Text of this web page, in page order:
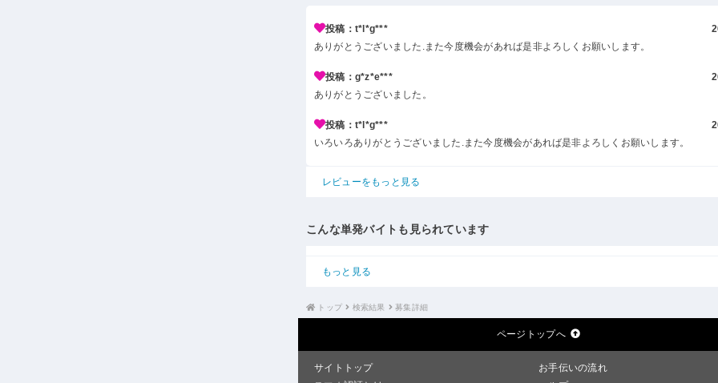
投稿：t*l*g***
ありがとうございました.また今度機会があれば是非よろしくお願いします。
投稿：g*z*e***
ありがとうございました。
投稿：t*l*g***
いろいろありがとうございました.また今度機会があれば是非よろしくお願いします。
レビューをもっと見る
こんな単発バイトも見られています
もっと見る
トップ 検索結果 募集詳細
ページトップへ
サイトトップ
お手伝いの流れ